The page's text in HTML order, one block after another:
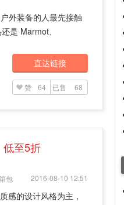
外装备的人最先接触
是 Marmot、
直达链接
赞 64 已售 68
低至5折
2016-08-10 12:51
包
感的设计风格为主，